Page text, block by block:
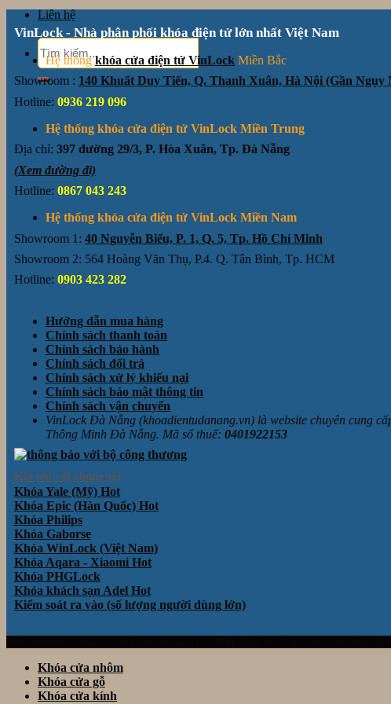
Liên hệ
Tìm
kiếm:
VinLock - Nhà phân phối khóa điện tử lớn nhất Việt Nam
Hệ thốngkhóa cửa điện tử VinLock Miền Bắc
Showroom : 140 Khuất Duy Tiến, Q. Thanh Xuân, Hà Nội (Gần Ngụy
Hotline: 0936 219 096
Hệ thống khóa cửa điện tử VinLock Miền Trung
Địa chỉ: 397 đường 29/3, P. Hòa Xuân, Tp. Đà Nẵng
(Xem đường đi)
Hotline: 0867 043 243
Hệ thống khóa cửa điện tử VinLock Miền Nam
Showroom 1: 40 Nguyễn Biểu, P. 1, Q. 5, Tp. Hồ Chí Minh
Showroom 2: 564 Hoàng Văn Thụ, P.4. Q. Tân Bình, Tp. HCM
Hotline: 0903 423 282
Hướng dẫn mua hàng
Chính sách thanh toán
Chính sách bảo hành
Chính sách đổi trả
Chính sách xử lý khiếu nại
Chính sách bảo mật thông tin
Chính sách vận chuyển
VinLock Đà Nẵng (khoadientudanang.vn) là website chuyên cung
Thông Minh Đà Nẵng. Mã số thuế: 0401922153
Kết nối với chúng tôi
Khóa Yale (Mỹ)
Khóa Epic (Hàn Quốc)
Khóa Philips
Khóa Gaborse
Khóa WinLock (Việt Nam)
Khóa Aqara - Xiaomi
Khóa PHGLock
Khóa khách sạn Adel
Kiểm soát ra vào (số lượng người dùng lớn)
Khóa cửa nhôm
Khóa cửa gỗ
Khóa cửa kính